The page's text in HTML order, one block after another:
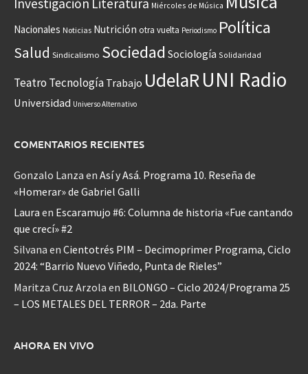
Miércoles de Música
Nacionales Noticias Nutrición otra vuelta Periodismo Política
Salud Sindicalismo Sociedad Sociología Solidaridad
Teatro Tecnología Trabajo UdelaR UNI Radio
Universidad Universo Alternativo
COMENTARIOS RECIENTES
Gonzalo Lanza en Así y Asá. Programa 10. Reseña de
«Homerar» de Gabriel Galli
Laura en Escaramujo #6: Columna de historia «Fue cantando
que crecí» #2
Silvana en Cientotrés PIM – Decimoprimer Programa, Ciclo
2024: “Barrio Nuevo Viñedo, Punta de Rieles”
Maritza Cruz Arzola en BILONGO – Ciclo 2024/Programa 25
– LOS METALES DEL TERROR – 2da. Parte
AHORA EN VIVO